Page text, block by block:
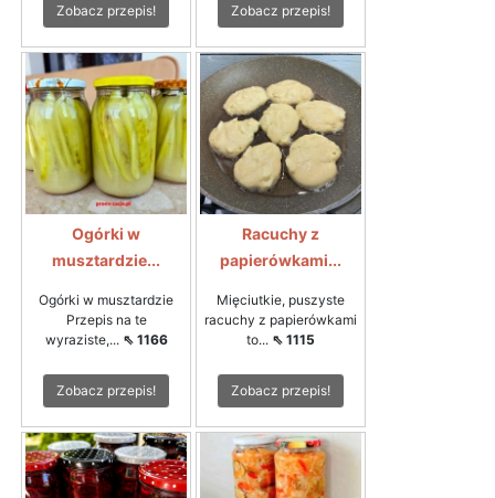
Zobacz przepis!
Zobacz przepis!
Ogórki w
musztardzie...
Ogórki w musztardzie
Przepis na te
wyraziste,... ⇖ 1166
Zobacz przepis!
Racuchy z
papierówkami...
Mięciutkie, puszyste
racuchy z papierówkami
to... ⇖ 1115
Zobacz przepis!